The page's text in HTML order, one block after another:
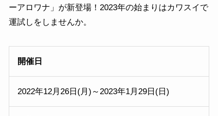
ーアロワナ」が新登場！2023年の始まりはカワスイで
運試しをしませんか。
開催日
2022年12月26日(月)～2023年1月29日(日)